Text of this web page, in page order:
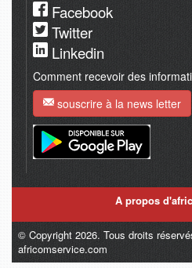
Facebook
Twitter
Linkedin
Comment recevoir des
souscrire à la news letter
A propos
© Copyright 2026. Tous droits
africomservice.com